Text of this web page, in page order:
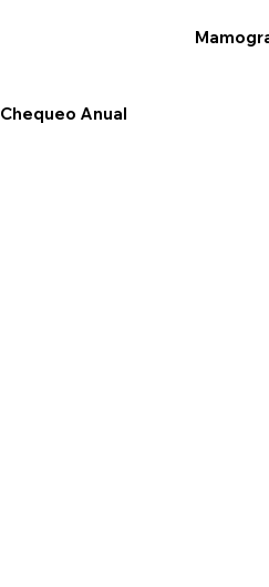
Chequeo Anual